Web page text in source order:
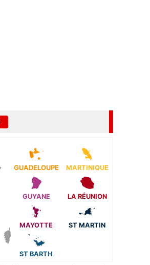
GUADELOUPE MARTINIQUE
GUYANE LA RÉUNION
MAYOTTE ST MARTIN
ST BARTH